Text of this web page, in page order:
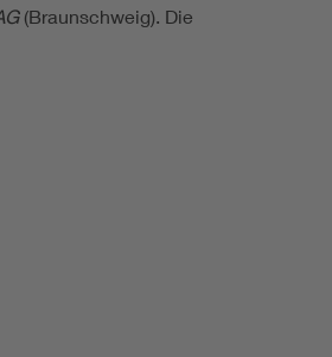
(Braunschweig). Die